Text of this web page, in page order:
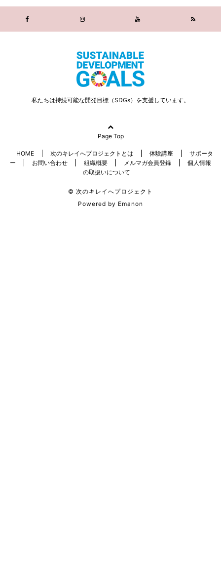
私たちは持続可能な開発目標（SDGs）を支援しています。
Page Top
HOME 次のキレイへプロジェクトとは 体験講座
サポータ
ー
お問い合わせ 組織概要 メルマガ会員登録
個人情報
の取扱いについて
© 次のキレイへプロジェクト
Powered by Emanon